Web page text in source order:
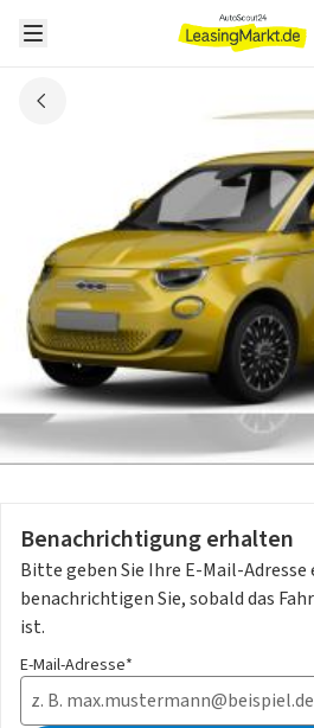
Benachrichtigung erhalten
Bitte geben Sie Ihre E-Mail-Adresse
benachrichtigen Sie, sobald das
ist.
E-Mail-Adresse*